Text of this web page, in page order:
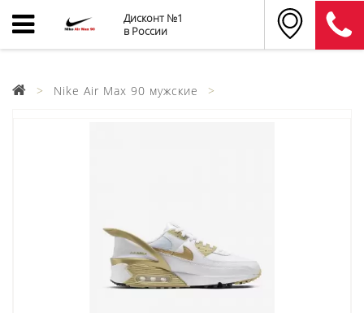
Дисконт №1
в России
Nike Air Max 90 мужские